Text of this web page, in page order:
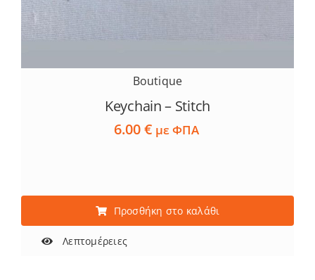
Boutique
Keychain – Stitch
6.00€ με ΦΠΑ
Προσθήκη στο καλάθι
Λεπτομέρειες